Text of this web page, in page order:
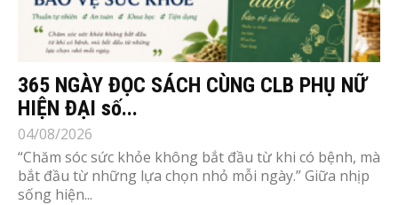
365 NGÀY ĐỌC SÁCH CÙNG CLB PHỤ NỮ
HIỆN ĐẠI số...
04/08/2026
“Chăm sóc sức khỏe không bắt đầu từ khi có bệnh, mà
bắt đầu từ những lựa chọn nhỏ mỗi ngày.” Giữa nhịp
sống hiện...